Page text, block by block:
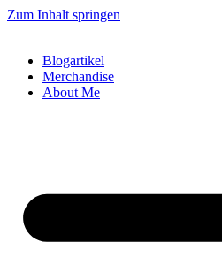
Zum Inhalt springen
Blogartikel
Merchandise
About Me